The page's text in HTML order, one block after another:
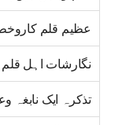
عظیم قلم
نگارشات اہل قلم
تذکرہ ایک نابغہ